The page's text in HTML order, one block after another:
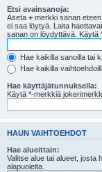
Etsi avainsanoja:
Aseta + merkki sanan
ei saa löytyä. Laita
sanan on löydyttävä. Käytä
Hae kaikilla sanoilla tai
Hae kaikilla
Hae käyttäjätunnuksella:
Käytä *-merkkiä
HAUN VAIHTOEHDOT
Hae alueittain:
Valitse alue tai alueet, josta
alapuolelta.